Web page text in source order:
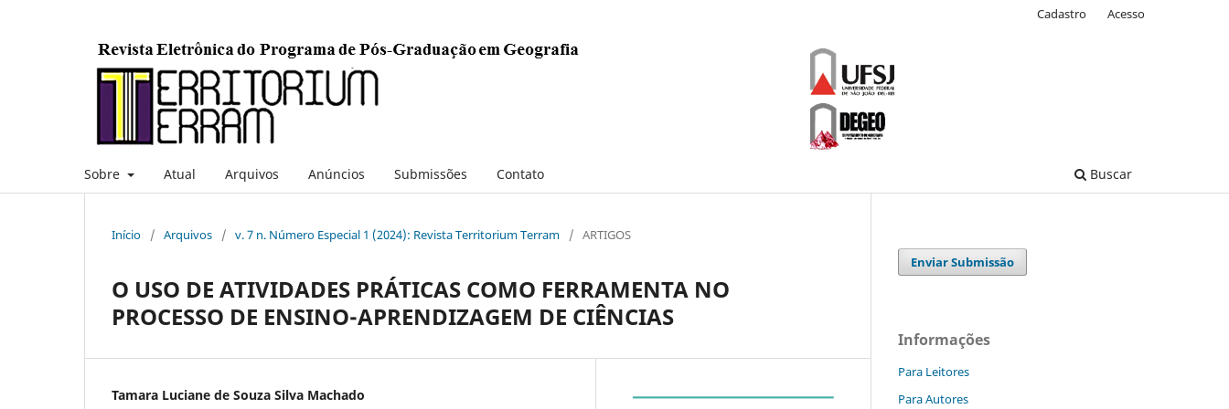
Sobre Atual Arquivos Anúncios Submissões Contato Buscar
Cadastro Acesso
Início / Arquivos / v. 7 n. Número Especial 1 (2024): Revista Territorium Terram / ARTIGOS
O USO DE ATIVIDADES PRÁTICAS COMO FERRAMENTA NO
PROCESSO DE ENSINO-APRENDIZAGEM DE CIÊNCIAS
Tamara Luciane de Souza Silva Machado
Enviar Submissão
Informações
Para Leitores
Para Autores